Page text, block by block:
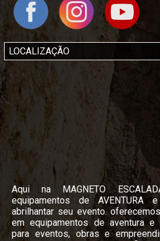
LOCALIZAÇÃO
Aqui na MAGNETO
equipamentos de AVENTURA
abrilhantar seu evento.
em equipamentos de aventura e
para eventos, obras e